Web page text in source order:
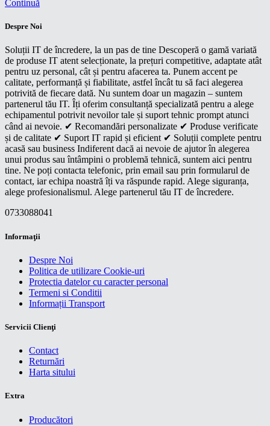
Continuă
Despre Noi
Soluții IT de încredere, la un pas de tine Descoperă o gamă variată
de produse IT atent selecționate, la prețuri competitive, adaptate atât
pentru uz personal, cât și pentru afacerea ta. Punem accent pe
calitate, performanță și fiabilitate, astfel încât tu să faci alegerea
potrivită de fiecare dată. Nu suntem doar un magazin – suntem
partenerul tău IT. Îți oferim consultanță specializată pentru a alege
echipamentul potrivit nevoilor tale și suport tehnic prompt atunci
când ai nevoie. ✔ Recomandări personalizate ✔ Produse verificate
și de calitate ✔ Suport IT rapid și eficient ✔ Soluții complete pentru
acasă sau business Indiferent dacă ai nevoie de ajutor în alegerea
unui produs sau întâmpini o problemă tehnică, suntem aici pentru
tine. Ne poți contacta telefonic, prin email sau prin formularul de
contact, iar echipa noastră îți va răspunde rapid. Alege siguranța,
alege profesionalismul. Alege partenerul tău IT de încredere.
0733088041
Informaţii
Despre Noi
Politica de utilizare Cookie-uri
Protectia datelor cu caracter personal
Termeni si Conditii
Informații Transport
Servicii Clienţi
Contact
Returnări
Harta sitului
Extra
Producători